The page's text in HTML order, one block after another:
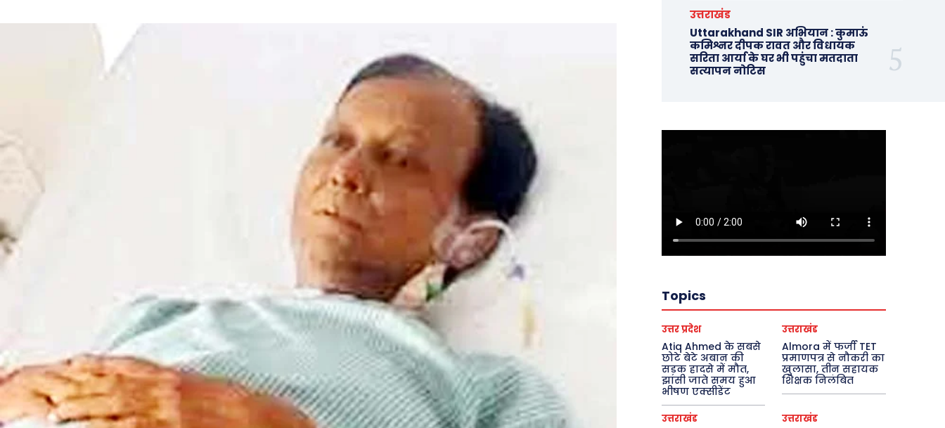
उत्तराखंड
Uttarakhand SIR अभियान : कुमाऊं
कमिश्नर दीपक रावत और विधायक
सरिता आर्या के घर भी पहुंचा मतदाता
सत्यापन नोटिस
Topics
उत्तर प्रदेश
Atiq Ahmed के सबसे
छोटे बेटे अबान की
सड़क हादसे में मौत,
झांसी जाते समय हुआ
भीषण एक्सीडेंट
उत्तराखंड
Almora में फर्जी TET
प्रमाणपत्र से नौकरी का
खुलासा, तीन सहायक
शिक्षक निलंबित
उत्तराखंड उत्तराखंड